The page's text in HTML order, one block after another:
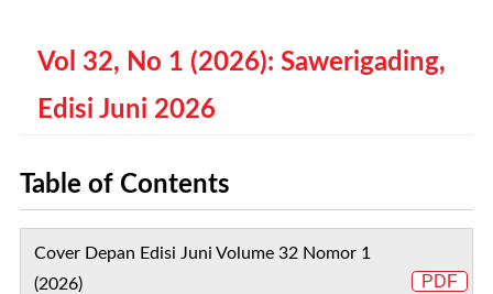
Vol 32, No 1 (2026): Sawerigading,
Edisi Juni 2026
Table of Contents
Cover Depan Edisi Juni Volume 32 Nomor 1
(2026)
PDF